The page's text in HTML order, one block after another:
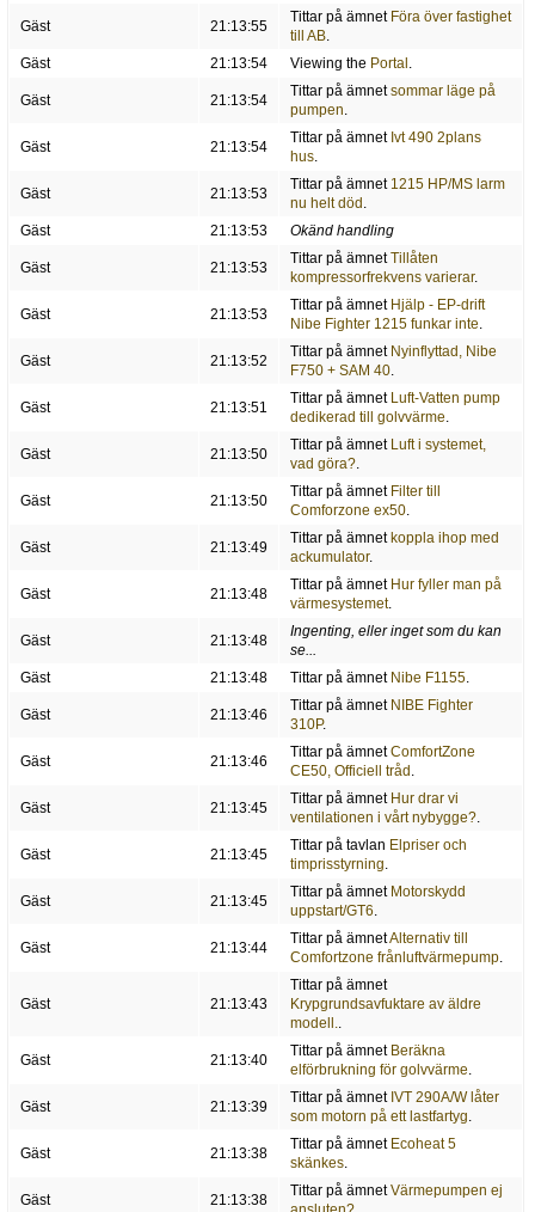
Gäst 21:13:55
Tittar på ämnet Föra över fastighet
till AB.
Gäst
21:13:54 Viewing the Portal .
Gäst 21:13:54
Tittar på ämnetsommar läge på
pumpen.
Gäst 21:13:54
Tittar på ämnet Ivt 490 2plans
hus.
Gäst 21:13:53
Tittar på ämnet 1215 HP/MS larm
nu helt död .
Gäst
21:13:53 Okänd handling
Gäst 21:13:53
Tittar på ämnetTillåten
kompressorfrekvens varierar.
Gäst 21:13:53
Tittar på ämnet Hjälp - EP-drift
Nibe Fighter 1215 funkar inte.
Gäst 21:13:52
Tittar på ämnet Nyinflyttad, Nibe
F750 + SAM 40.
Gäst 21:13:51
Tittar på ämnet Luft-Vatten pump
dedikerad till golvvärme.
Gäst 21:13:50
Tittar på ämnet Luft i systemet,
vad göra?.
Gäst 21:13:50
Tittar på ämnet Filter till
Comforzone ex50.
Gäst 21:13:49
Tittar på ämnet koppla ihop med
ackumulator.
Gäst 21:13:48
Tittar på ämnet Hur fyller man på
värmesystemet.
Gäst 21:13:48
Ingenting, eller inget som du kan
se...
Gäst
21:13:48 Tittar på ämnet Nibe F1155.
Gäst 21:13:46
Tittar på ämnet NIBE Fighter
310P.
Gäst 21:13:46
Tittar på ämnetComfortZone
CE50, Officiell tråd .
Gäst 21:13:45
Tittar på ämnet Hur drar vi
ventilationen i vårt nybygge?.
Gäst 21:13:45
Tittar på tavlan Elpriser och
timprisstyrning.
Gäst 21:13:45
Tittar på ämnet Motorskydd
uppstart/GT6.
Gäst 21:13:44
Tittar på ämnetAlternativ till
Comfortzone frånluftvärmepump.
Gäst 21:13:43
Tittar på ämnet
Krypgrundsavfuktare av äldre
modell..
Gäst 21:13:40
Tittar på ämnet Beräkna
elförbrukning för golvvärme.
Gäst 21:13:39
Tittar på ämnet IVT 290A/W låter
som motorn på ett lastfartyg.
Gäst 21:13:38
Tittar på ämnet Ecoheat 5
skänkes.
Gäst 21:13:38
Tittar på ämnetVärmepumpen ej